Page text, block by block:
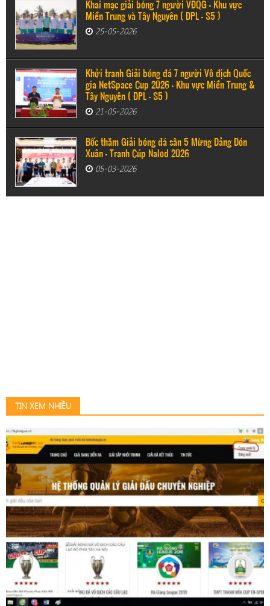
Khai mạc giải bóng 7 người VĐQG - Khu vực
Miền Trung và Tây Nguyên ( ĐPL - S5 )
25-05-2026
Khởi tranh Giải bóng đá 7 người Vô địch Quốc
gia NetSpace Cup 2026 – Khu vực Miền Trung &
Tây Nguyên ( ĐPL - S5 )
21-05-2026
Bốc thăm Giải bóng đá sân 5 Mừng Đảng Đón
Xuân - Tranh Cúp Nalod 2026
05-03-2026
TIN XEM NHIỀU